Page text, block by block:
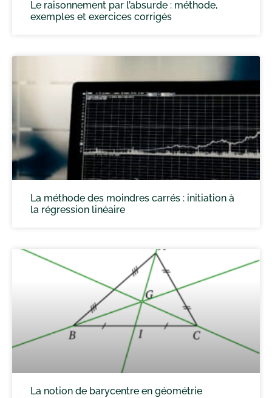
Le raisonnement par l’absurde : méthode,
exemples et exercices corrigés
La méthode des moindres carrés : initiation à
la régression linéaire
La notion de barycentre en géométrie